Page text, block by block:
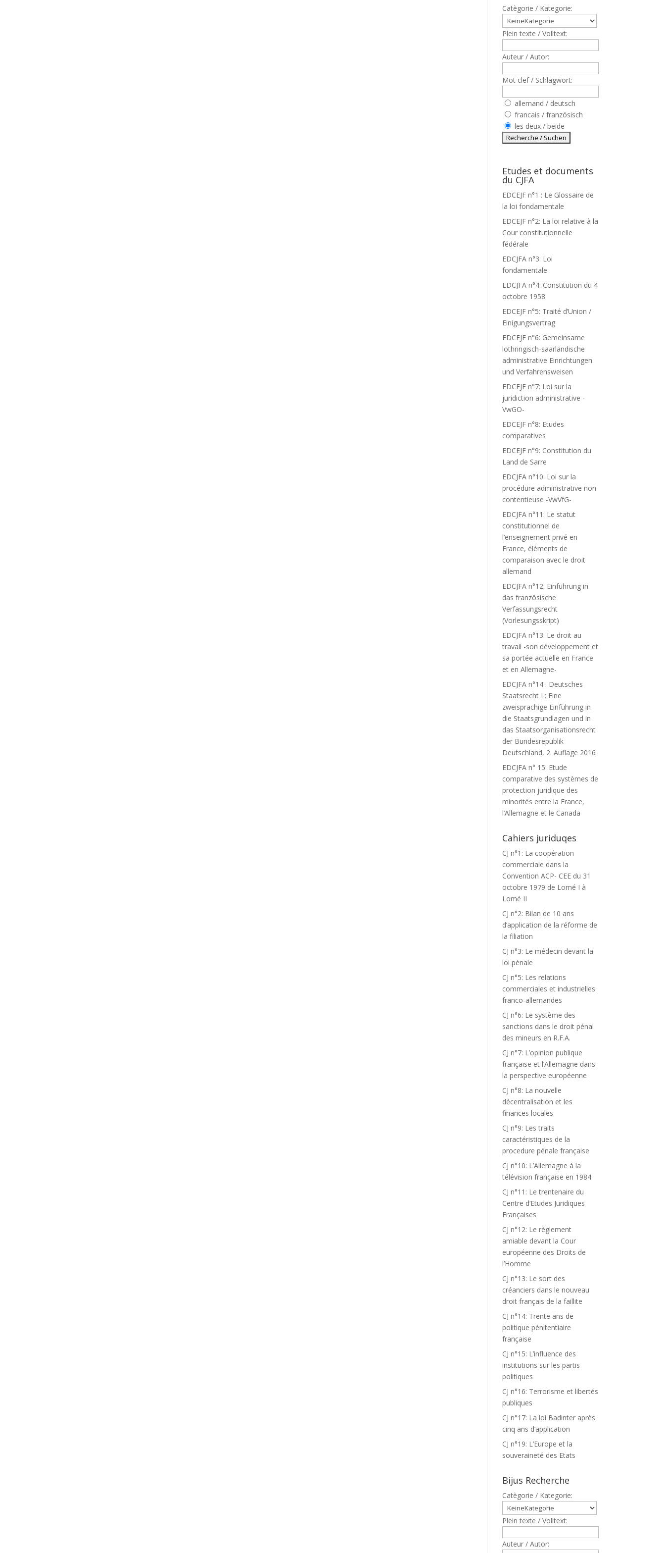
Catègorie / Kategorie:
Plein texte / Volltext:
Auteur / Autor:
Mot clef / Schlagwort:
allemand / deutsch
francais / französisch
les deux / beide
Etudes et documents
du CJFA
EDCEJF n°1 : Le Glossaire de
la loi fondamentale
EDCEJF n°2: La loi relative à la
Cour constitutionnelle
fédérale
EDCJFA n°3: Loi
fondamentale
EDCJFA n°4: Constitution du 4
octobre 1958
EDCEJF n°5: Traité d’Union /
Einigungsvertrag
EDCEJF n°6: Gemeinsame
lothringisch-saarländische
administrative Einrichtungen
und Verfahrensweisen
EDCEJF n°7: Loi sur la
juridiction administrative -
VwGO-
EDCEJF n°8: Etudes
comparatives
EDCEJF n°9: Constitution du
Land de Sarre
EDCJFA n°10: Loi sur la
procédure administrative non
contentieuse -VwVfG-
EDCJFA n°11: Le statut
constitutionnel de
l’enseignement privé en
France, éléments de
comparaison avec le droit
allemand
EDCJFA n°12: Einführung in
das französische
Verfassungsrecht
(Vorlesungsskript)
EDCJFA n°13: Le droit au
travail -son développement et
sa portée actuelle en France
et en Allemagne-
EDCJFA n°14 : Deutsches
Staatsrecht I : Eine
zweisprachige Einführung in
die Staatsgrundlagen und in
das Staatsorganisationsrecht
der Bundesrepublik
Deutschland, 2. Auflage 2016
EDCJFA n° 15: Etude
comparative des systèmes de
protection juridique des
minorités entre la France,
l’Allemagne et le Canada
Cahiers juriduqes
CJ n°1: La coopération
commerciale dans la
Convention ACP- CEE du 31
octobre 1979 de Lomé I à
Lomé II
CJ n°2: Bilan de 10 ans
d’application de la réforme de
la filiation
CJ n°3: Le médecin devant la
loi pénale
CJ n°5: Les relations
commerciales et industrielles
franco-allemandes
CJ n°6: Le système des
sanctions dans le droit pénal
des mineurs en R.F.A.
CJ n°7: L’opinion publique
française et l’Allemagne dans
la perspective européenne
CJ n°8: La nouvelle
décentralisation et les
finances locales
CJ n°9: Les traits
caractéristiques de la
procedure pénale française
CJ n°10: L’Allemagne à la
télévision française en 1984
CJ n°11: Le trentenaire du
Centre d’Etudes Juridiques
Françaises
CJ n°12: Le règlement
amiable devant la Cour
européenne des Droits de
l’Homme
CJ n°13: Le sort des
créanciers dans le nouveau
droit français de la faillite
CJ n°14: Trente ans de
politique pénitentiaire
française
CJ n°15: L’influence des
institutions sur les partis
politiques
CJ n°16: Terrorisme et libertés
publiques
CJ n°17: La loi Badinter après
cinq ans d’application
CJ n°19: L’Europe et la
souveraineté des Etats
Bijus Recherche
Catègorie / Kategorie:
Plein texte / Volltext:
Auteur / Autor: